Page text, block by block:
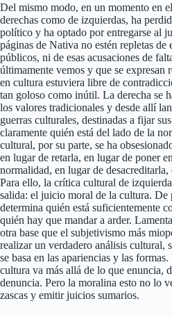
Del mismo modo, en un momento en
derechas como de izquierdas, ha
político y ha optado por entregarse al
páginas de Nativa no estén repletas de
públicos, ni de esas acusaciones de
últimamente vemos y que se expresan
en cultura estuviera libre de
tan goloso como inútil. La derecha se
los valores tradicionales y desde allí
guerras culturales, destinadas a fijar
claramente quién está del lado de la
cultural, por su parte, se ha
en lugar de retarla, en lugar de poner
normalidad, en lugar de
Para ello, la crítica cultural de
salida: el juicio moral de la cultura.
determina quién está suficientemente
quién hay que mandar a arder.
otra base que el subjetivismo más
realizar un verdadero análisis cultural,
se basa en las apariencias y las
cultura va más allá de lo que enuncia,
denuncia. Pero la moralina esto no lo
zascas y emitir juicios sumarios.